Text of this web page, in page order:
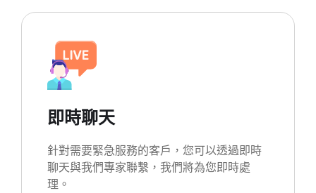
即時聊天
針對需要緊急服務的客戶，您可以透過即時
聊天與我們專家聯繫，我們將為您即時處
理。